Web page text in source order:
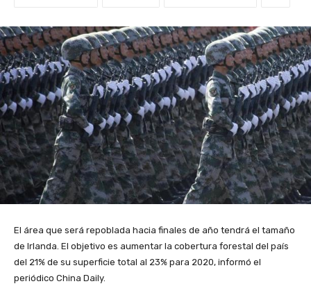
El área que será repoblada hacia finales de año tendrá el tamaño
de Irlanda. El objetivo es aumentar la cobertura forestal del país
del 21% de su superficie total al 23% para 2020, informó el
periódico China Daily.